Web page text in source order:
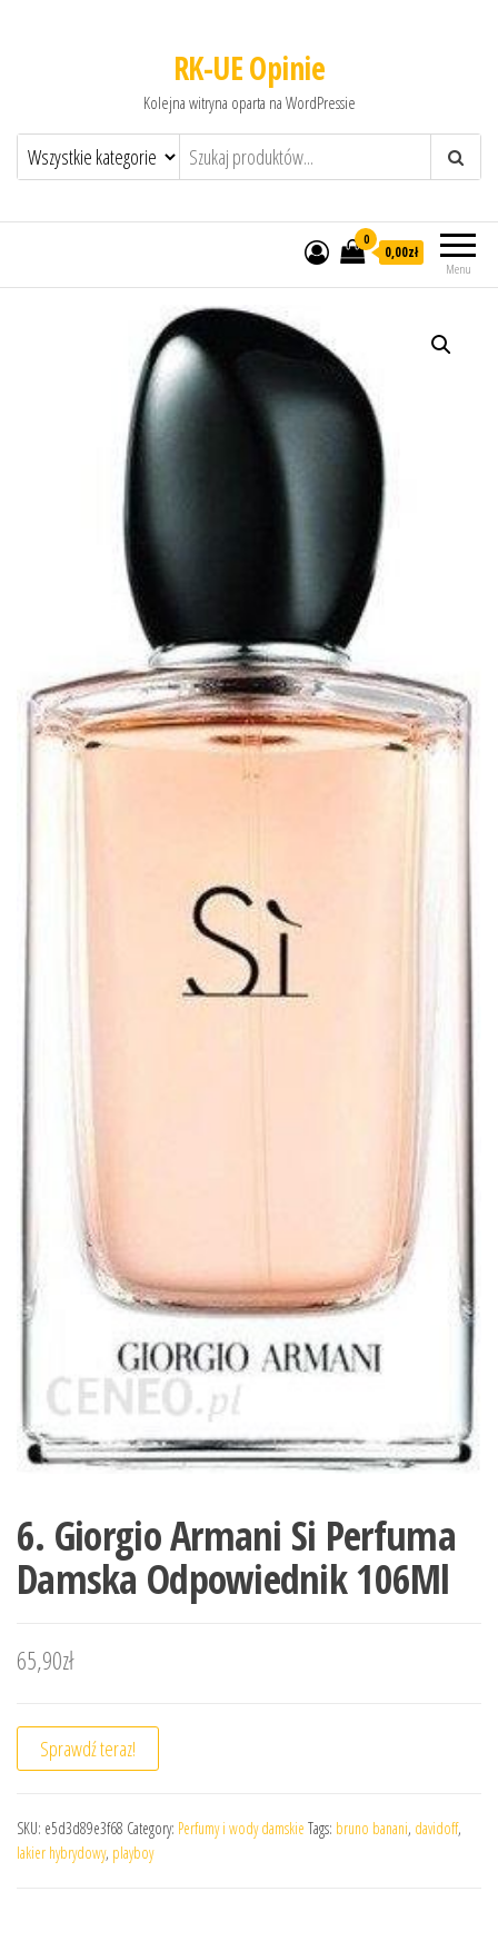
RK-UE Opinie
Kolejna witryna oparta na WordPressie
Menu
0
0,00zł
6. Giorgio Armani Si Perfuma
Damska Odpowiednik 106Ml
65,90zł
Sprawdź teraz!
SKU: e5d3d89e3f68 Category: Perfumy i wody damskie Tags: bruno banani, davidoff,
lakier hybrydowy, playboy